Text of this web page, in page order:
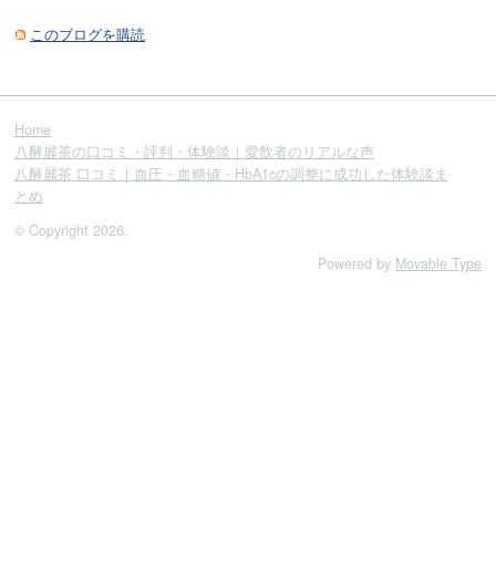
このブログを購読
Home
八酵麗茶の口コミ・評判・体験談｜愛飲者のリアルな声
八酵麗茶 口コミ｜血圧・血糖値・HbA1cの調整に成功した体験談ま
とめ
© Copyright 2026.
Powered by Movable Type